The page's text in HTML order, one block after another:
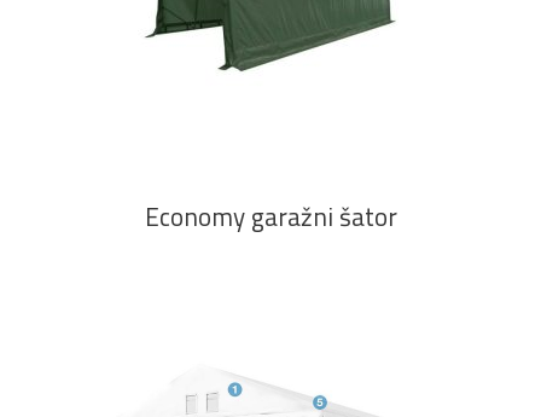
Economy garažni šator